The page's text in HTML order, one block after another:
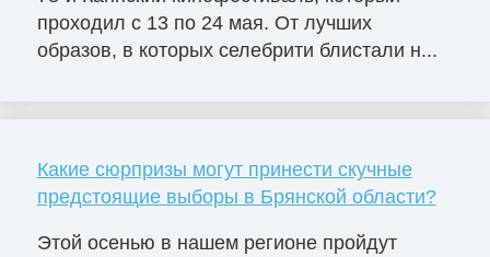
проходил с 13 по 24 мая. От лучших
образов, в которых селебрити блистали н...
Какие сюрпризы могут принести скучные
предстоящие выборы в Брянской области?
Этой осенью в нашем регионе пройдут